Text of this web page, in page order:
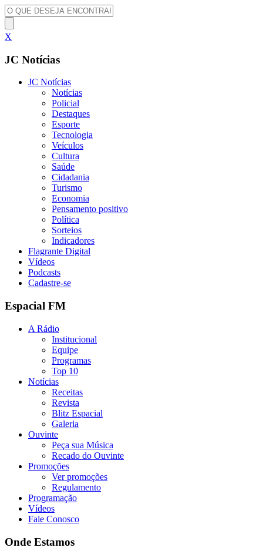
X
JC Notícias
JC Notícias
Notícias
Policial
Destaques
Esporte
Tecnologia
Veículos
Cultura
Saúde
Cidadania
Turismo
Economia
Pensamento positivo
Política
Sorteios
Indicadores
Flagrante Digital
Vídeos
Podcasts
Cadastre-se
Espacial FM
A Rádio
Institucional
Equipe
Programas
Top 10
Notícias
Receitas
Revista
Blitz Espacial
Galeria
Ouvinte
Peça sua Música
Recado do Ouvinte
Promoções
Ver promoções
Regulamento
Programação
Vídeos
Fale Conosco
Onde Estamos